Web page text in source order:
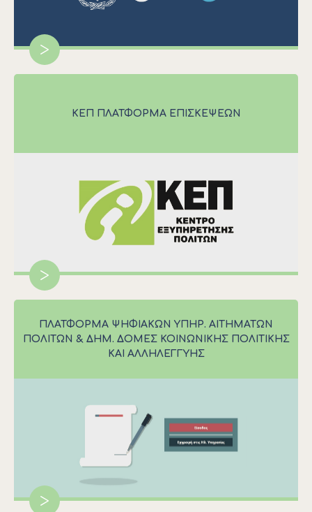
>
ΚΕΠ ΠΛΑΤΦΌΡΜΑ ΕΠΙΣΚΈΨΕΩΝ
>
ΠΛΑΤΦΌΡΜΑ ΨΗΦΙΑΚΏΝ ΥΠΗΡ. ΑΙΤΗΜΆΤΩΝ
ΠΟΛΙΤΏΝ & ΔΗΜ. ΔΟΜΈΣ ΚΟΙΝΩΝΙΚΉΣ ΠΟΛΙΤΙΚΉΣ
ΚΑΙ ΑΛΛΗΛΕΓΓΎΗΣ
>